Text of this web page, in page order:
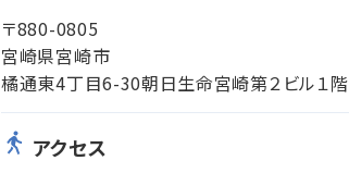
〒880-0805
宮崎県宮崎市
橘通東4丁目6-30朝日生命宮崎第２ビル１階
アクセス